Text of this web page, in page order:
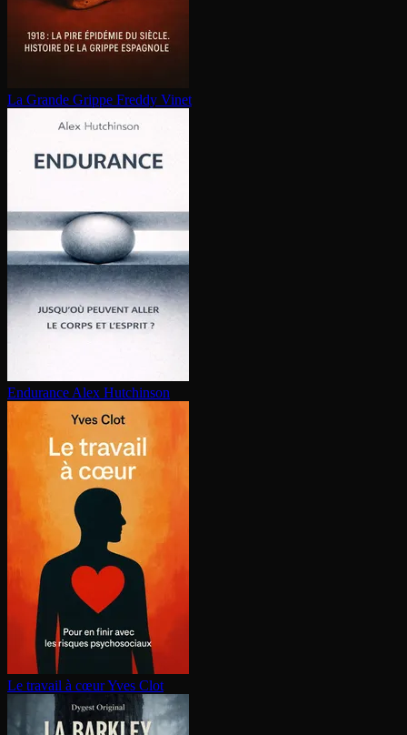
La Grande Grippe Freddy Vinet
Endurance Alex Hutchinson
Le travail à cœurYves Clot